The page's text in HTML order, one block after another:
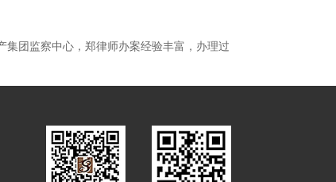
团监察中心，郑律师办案经验丰富，办理过